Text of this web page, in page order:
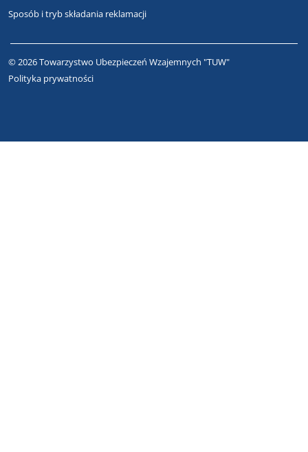
Sposób i tryb składania reklamacji
© 2026 Towarzystwo Ubezpieczeń Wzajemnych "TUW"
Polityka prywatności